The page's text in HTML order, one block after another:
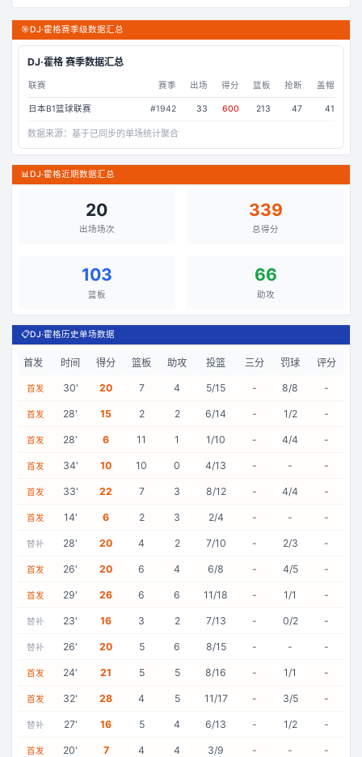
🎯DJ·霍格赛季级数据汇总
DJ·霍格赛季数据汇总
联赛 赛季 出场 得分 篮板 抢断 盖帽
日本B1篮球联赛 #1942 33 600 213 47 41
数据来源： 基于已同步的单场统计聚合
📊DJ·霍格近期数据汇总
20
出场场次
339
总得分
103
篮板
66
助攻
📋DJ·霍格历史单场数据
首发 时间 得分 篮板 助攻 投篮 三分 罚球 评分
首发 30' 20 7 4 5/15 - 8/8 -
首发 28' 15 2 2 6/14 - 1/2 -
首发 28' 6 11 1 1/10 - 4/4 -
首发 34' 10 10 0 4/13 - - -
首发 33' 22 7 3 8/12 - 4/4 -
首发 14' 6 2 3 2/4 - - -
替补 28' 20 4 2 7/10 - 2/3 -
首发 26' 20 6 4 6/8 - 4/5 -
首发 29' 26 6 6 11/18 - 1/1 -
替补 23' 16 3 2 7/13 - 0/2 -
替补 26' 20 5 6 8/15 - - -
首发 24' 21 5 5 8/16 - 1/1 -
首发 32' 28 4 5 11/17 - 3/5 -
替补 27' 16 5 4 6/13 - 1/2 -
首发 20' 7 4 4 3/9 - - -